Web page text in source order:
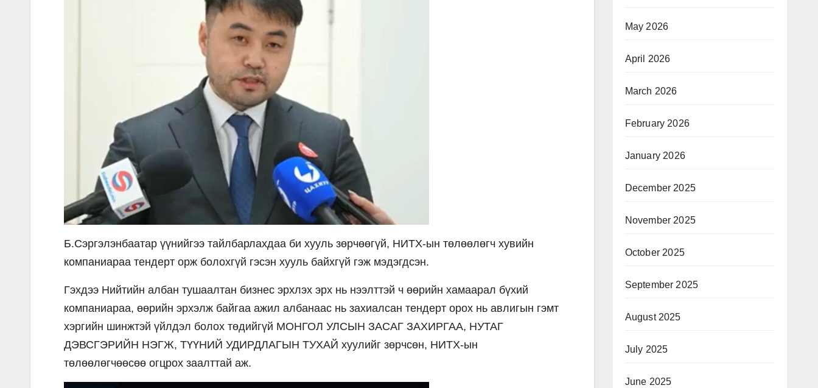
Б.Сэргэлэнбаатар үүнийгээ тайлбарлахдаа би хууль зөрчөөгүй, НИТХ-ын төлөөлөгч хувийн
компаниараа тендерт орж болохгүй гэсэн хууль байхгүй гэж мэдэгдсэн.
Гэхдээ Нийтийн албан тушаалтан бизнес эрхлэх эрх нь нээлттэй ч өөрийн хамаарал бүхий
компаниараа, өөрийн эрхэлж байгаа ажил албанаас нь захиалсан тендерт орох нь авлигын гэмт
хэргийн шинжтэй үйлдэл болох төдийгүй МОНГОЛ УЛСЫН ЗАСАГ ЗАХИРГАА, НУТАГ
ДЭВСГЭРИЙН НЭГЖ, ТҮҮНИЙ УДИРДЛАГЫН ТУХАЙ хуулийг зөрчсөн, НИТХ-ын
төлөөлөгчөөсөө огцрох заалттай аж.
May 2026
April 2026
March 2026
February 2026
January 2026
December 2025
November 2025
October 2025
September 2025
August 2025
July 2025
June 2025